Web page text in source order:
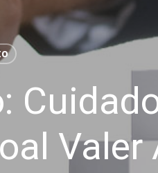
Valer